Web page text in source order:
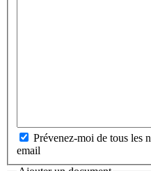
Prévenez-moi de tous les
email